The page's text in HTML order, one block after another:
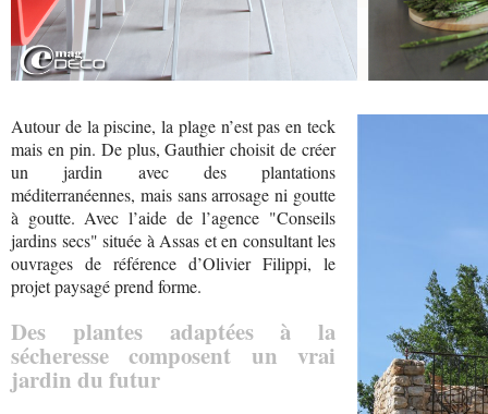
Autour de la piscine, la plage n’est pas en teck
mais en pin. De plus, Gauthier choisit de créer
un jardin avec des plantations
méditerranéennes, mais sans arrosage ni goutte
à goutte. Avec l’aide de l’agence "Conseils
jardins secs" située à Assas et en consultant les
ouvrages de référence d’Olivier Filippi, le
projet paysagé prend forme.
Des plantes adaptées à la
sécheresse composent un vrai
jardin du futur